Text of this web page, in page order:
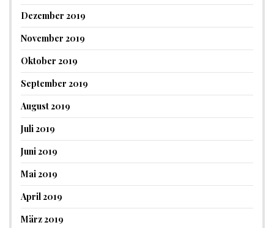
Dezember 2019
November 2019
Oktober 2019
September 2019
August 2019
Juli 2019
Juni 2019
Mai 2019
April 2019
März 2019